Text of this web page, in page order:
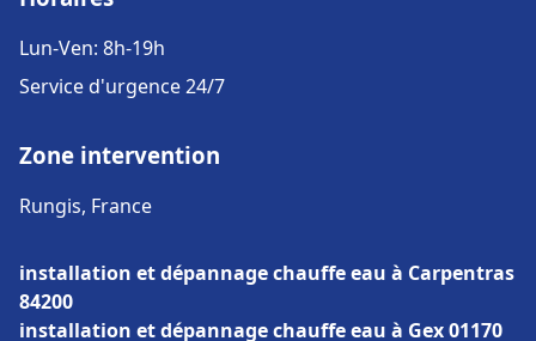
Lun-Ven: 8h-19h
Service d'urgence 24/7
Zone intervention
Rungis, France
installation et dépannage chauffe eau à Carpentras
84200
installation et dépannage chauffe eau à Gex 01170